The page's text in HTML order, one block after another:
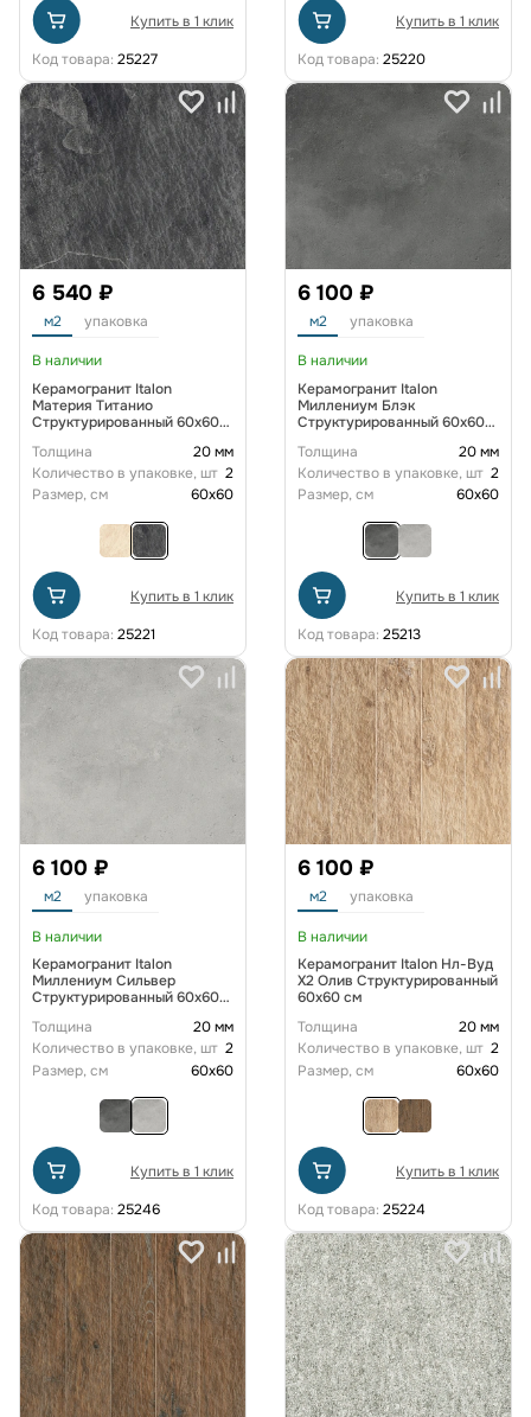
Купить в 1 клик
Код товара: 25227
Купить в 1 клик
Код товара: 25220
6 540 ₽
м2 упаковка
В наличии
Керамогранит Italon
Материя Титанио
Структурированный 60x60
Толщина
20 мм
Количество в упаковке, шт 2
Размер, см
60x60
Купить в 1 клик
Код товара: 25221
6 100 ₽
м2 упаковка
В наличии
Керамогранит Italon
Миллениум Блэк
Структурированный 60x60
Толщина
20 мм
Количество в упаковке, шт 2
Размер, см
60x60
Купить в 1 клик
Код товара: 25213
6 100 ₽
м2 упаковка
В наличии
Керамогранит Italon
Миллениум Сильвер
Структурированный 60x60
Толщина
20 мм
Количество в упаковке, шт 2
Размер, см
60x60
Купить в 1 клик
Код товара: 25246
6 100 ₽
м2 упаковка
В наличии
Керамогранит Italon Нл-Вуд
X2 Олив Структурированный
60x60 см
Толщина
20 мм
Количество в упаковке, шт 2
Размер, см
60x60
Купить в 1 клик
Код товара: 25224